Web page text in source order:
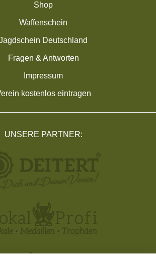
Shop
Waffenschein
Deutschland
Fragen & Antworten
Impressum
kostenlos eintragen
UNSERE PARTNER: